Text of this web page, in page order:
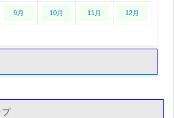
9月 10月 11月 12月
プ